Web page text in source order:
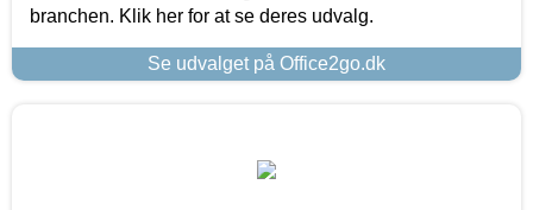
branchen. Klik her for at se deres udvalg.
Se udvalget på Office2go.dk